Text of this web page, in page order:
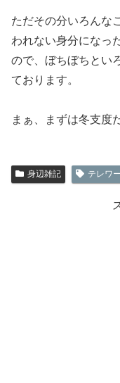
ただその分いろんな
われない身分になっ
ので、ぼちぼちとい
ております。
まぁ、まずは冬支度
身辺雑記 テレワ